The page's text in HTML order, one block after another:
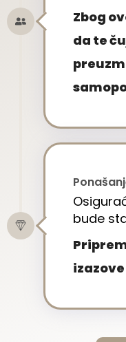
Zbog
da te
bude